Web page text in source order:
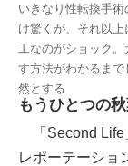
いきなり性転換手術
け驚くが、それ以上
工なのがショック。
す方法がわかるまで
然とする
もうひとつの
「Second Life
レポーテーショ